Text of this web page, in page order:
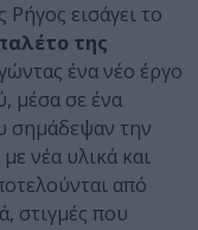
εισάγει το
της
ένα νέο έργο
μέσα σε ένα
σημάδεψαν την
νέα υλικά και
από
στιγμές που